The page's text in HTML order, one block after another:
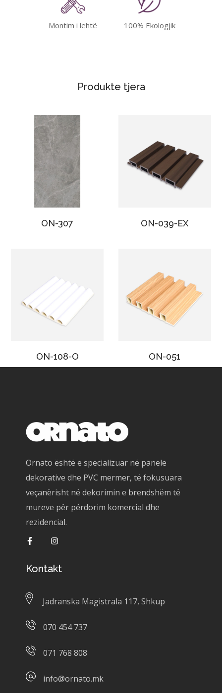
Montim i lehtë 100% Ekologjik
Produkte tjera
ON-307 ON-039-EX
ON-108-O ON-051
Ornato është e specializuar në panele
dekorative dhe PVC mermer, të fokusuara
veçanërisht në dekorimin e brendshëm të
mureve për përdorim komercial dhe
rezidencial.
Kontakt
Jadranska Magistrala 117, Shkup
070 454 737
071 768 808
info@ornato.mk